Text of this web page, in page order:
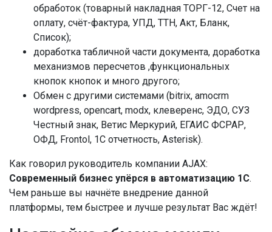
обработок (товарный накладная ТОРГ-12, Счет на
оплату, счёт-фактура, УПД, ТТН, Акт, Бланк,
Список);
доработка табличной части документа, доработка
механизмов пересчетов ,функциональных
кнопок кнопок и много другого;
Обмен с другими системами (bitrix, amocrm
wordpress, opencart, modx, клеверенс, ЭДО, СУЗ
Честный знак, Ветис Меркурий, ЕГАИС ФСРАР,
ОФД, Frontol, 1C отчетность, Asterisk).
Как говорил руководитель компании AJAX:
Современный бизнес упёрся в автоматизацию 1С.
Чем раньше вы начнёте внедрение данной
платформы, тем быстрее и лучше результат Вас ждёт!